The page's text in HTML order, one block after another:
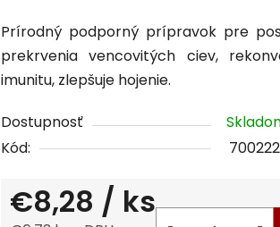
je
0,0
z
hviezdičiek.
Prírodný podporný prípravok pre
prekrvenia vencovitých ciev,
imunitu, zlepšuje hojenie.
Dostupnosť
Kód:
700222
€8,28 / ks